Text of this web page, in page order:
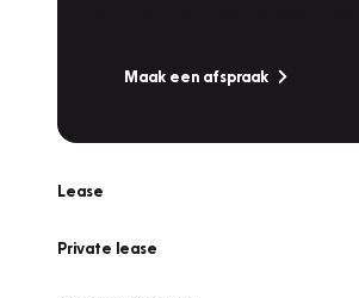
Maak een afspraak
Lease
Private lease